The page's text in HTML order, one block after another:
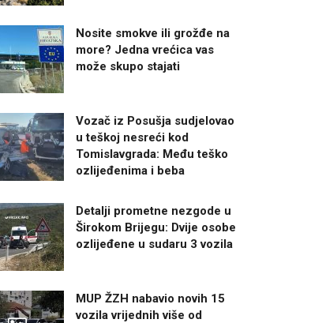
Nosite smokve ili grožđe na
more? Jedna vrećica vas
može skupo stajati
Vozač iz Posušja sudjelovao
u teškoj nesreći kod
Tomislavgrada: Među teško
ozlijeđenima i beba
Detalji prometne nezgode u
Širokom Brijegu: Dvije osobe
ozlijeđene u sudaru 3 vozila
MUP ŽZH nabavio novih 15
vozila vrijednih više od